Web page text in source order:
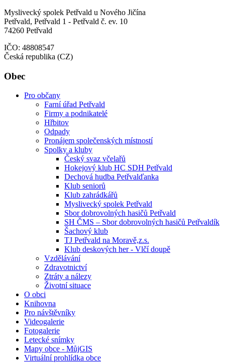
Myslivecký spolek Petřvald u Nového Jičína
Petřvald, Petřvald 1 - Petřvald č. ev. 10
74260 Petřvald
IČO: 48808547
Česká republika (CZ)
Obec
Pro občany
Farní úřad Petřvald
Firmy a podnikatelé
Hřbitov
Odpady
Pronájem společenských místností
Spolky a kluby
Český svaz včelařů
Hokejový klub HC SDH Petřvald
Dechová hudba Petřvalďanka
Klub seniorů
Klub zahrádkářů
Myslivecký spolek Petřvald
Sbor dobrovolných hasičů Petřvald
SH ČMS – Sbor dobrovolných hasičů Petřvaldík
Šachový klub
TJ Petřvald na Moravě,z.s.
Klub deskových her - Vlčí doupě
Vzdělávání
Zdravotnictví
Ztráty a nálezy
Životní situace
O obci
Knihovna
Pro návštěvníky
Videogalerie
Fotogalerie
Letecké snímky
Mapy obce - MůjGIS
Virtuální prohlídka obce